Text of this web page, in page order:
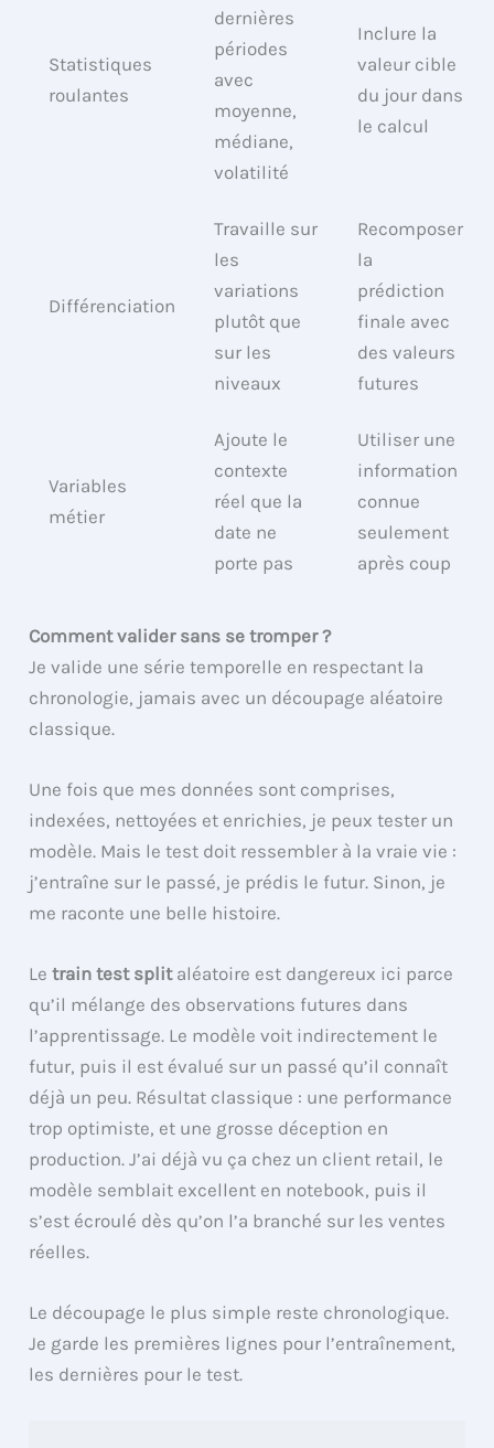
Statistiques
roulantes
dernières
périodes
avec
moyenne,
médiane,
volatilité
Inclure la
valeur cible
du jour dans
le calcul
Différenciation
Travaille sur
les
variations
plutôt que
sur les
niveaux
Recomposer
la
prédiction
finale avec
des valeurs
futures
Variables
métier
Ajoute le
contexte
réel que la
date ne
porte pas
Utiliser une
information
connue
seulement
après coup
Comment valider sans se tromper ?
Je valide une série temporelle en respectant la
chronologie, jamais avec un découpage aléatoire
classique.
Une fois que mes données sont comprises,
indexées, nettoyées et enrichies, je peux tester un
modèle. Mais le test doit ressembler à la vraie vie :
j’entraîne sur le passé, je prédis le futur. Sinon, je
me raconte une belle histoire.
Letrain test splitaléatoire est dangereux ici parce
qu’il mélange des observations futures dans
l’apprentissage. Le modèle voit indirectement le
futur, puis il est évalué sur un passé qu’il connaît
déjà un peu. Résultat classique : une performance
trop optimiste, et une grosse déception en
production. J’ai déjà vu ça chez un client retail, le
modèle semblait excellent en notebook, puis il
s’est écroulé dès qu’on l’a branché sur les ventes
réelles.
Le découpage le plus simple reste chronologique.
Je garde les premières lignes pour l’entraînement,
les dernières pour le test.